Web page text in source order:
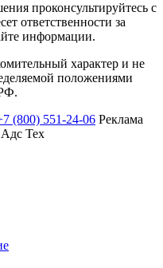
проконсультируйтесь с
ответственности за
информации.
характер и не
положениями
(800) 551-24-06 Реклама
Тех